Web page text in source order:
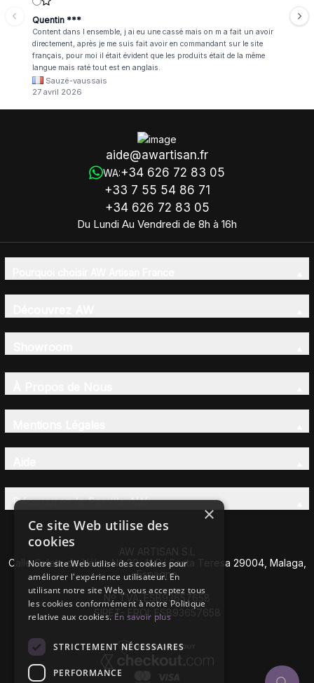
Quentin ***
Content dans l ensemble, j ai eu une cassé mais on m a fait un avoir
directement, après je me suis fait avoir en commandant sur le site
français, pour moi il était évident que les produits était de la même
langue mais raté tout est en anglais.
Sauzé-vaussais
27 avril 2026
aide@awartisan.fr
WA:+34 626 72 83 05
+33 7 55 54 86 71
+34 626 72 83 05
Du Lundi Au Vendredi de 8h à 16h
Découvrez la Famille AW
AW ARTISAN S.L
Calle Caleta de Vélez Nº 39-41 P.I Santa Teresa 29004, Malaga,
Espagne
Nº TVA: ESB93657658
SIRET- EROI: ESB93657658
×
Ce site Web utilise des
cookies
Notre site Web utilise des cookies pour
améliorer l'expérience utilisateur. En
utilisant notre site Web, vous acceptez tous
les cookies conformément à notre Politique
relative aux cookies.En savoir plus
STRICTEMENT NÉCESSAIRES
PERFORMANCE